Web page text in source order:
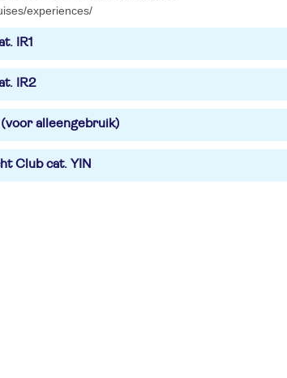
experiences/
IR1
IR2
alleengebruik)
Club cat. YIN